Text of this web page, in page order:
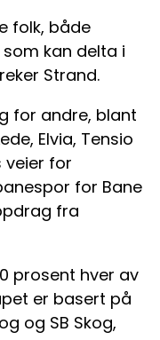
folk, både
kan delta i
Strand.
for andre, blant
Elvia, Tensio
veier for
for Bane
fra
prosent hver av
er basert på
og SB Skog,